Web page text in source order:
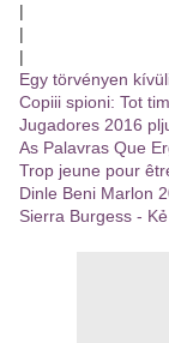
|
|
|
Egy törvényen
Copiii spioni: Tot
Jugadores 2016
As Palavras Que
Trop jeune pour
Dinle Beni Marlon
Sierra Burgess -